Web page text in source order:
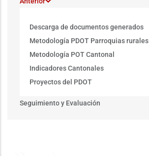
Descarga de documentos generados
Metodología PDOT Parroquias rurales
Metodología POT Cantonal
Indicadores Cantonales
Proyectos del PDOT
Seguimiento y Evaluación